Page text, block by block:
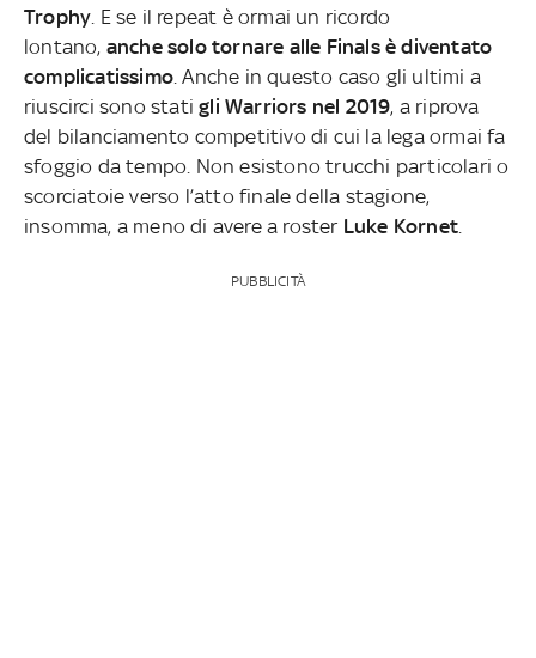
Trophy . E se il repeat è ormai un ricordo
lontano, anche solo tornare alle Finals è diventato
complicatissimo . Anche in questo caso gli ultimi a
riuscirci sono statigli Warriors nel 2019, a riprova
del bilanciamento competitivo di cui la lega ormai fa
sfoggio da tempo. Non esistono trucchi particolari o
scorciatoie verso l’atto finale della stagione,
insomma, a meno di avere a roster Luke Kornet
PUBBLICITÀ